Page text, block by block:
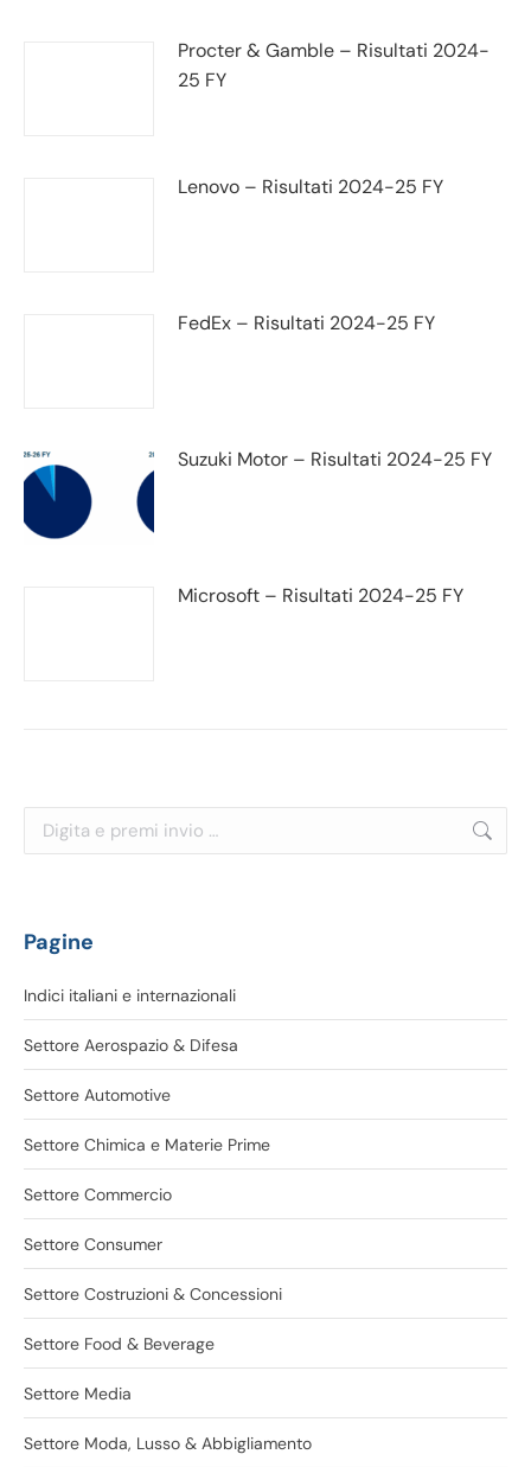
Procter & Gamble – Risultati 2024-
25 FY
Lenovo – Risultati 2024-25 FY
FedEx – Risultati 2024-25 FY
Suzuki Motor – Risultati 2024-25 FY
Microsoft – Risultati 2024-25 FY
Cerca:
Pagine
Indici italiani e internazionali
Settore Aerospazio & Difesa
Settore Automotive
Settore Chimica e Materie Prime
Settore Commercio
Settore Consumer
Settore Costruzioni & Concessioni
Settore Food & Beverage
Settore Media
Settore Moda, Lusso & Abbigliamento